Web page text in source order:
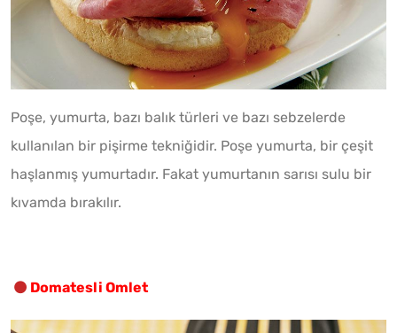
Poşe, yumurta, bazı balık türleri ve bazı sebzelerde
kullanılan bir pişirme tekniğidir. Poşe yumurta, bir çeşit
haşlanmış yumurtadır. Fakat yumurtanın sarısı sulu bir
kıvamda bırakılır.
Domatesli Omlet